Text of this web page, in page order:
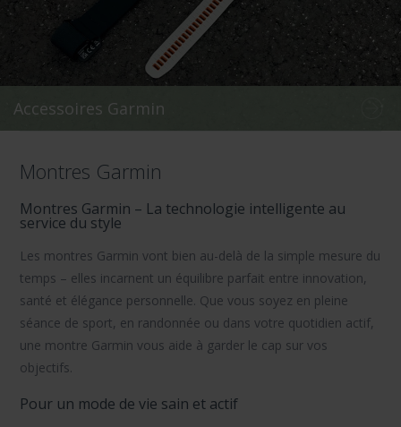
Accessoires Garmin
Montres Garmin
Montres Garmin – La technologie intelligente au
service du style
Les montres Garmin vont bien au-delà de la simple mesure du
temps – elles incarnent un équilibre parfait entre innovation,
santé et élégance personnelle. Que vous soyez en pleine
séance de sport, en randonnée ou dans votre quotidien actif,
une montre Garmin vous aide à garder le cap sur vos
objectifs.
Pour un mode de vie sain et actif